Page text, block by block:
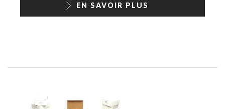
EN SAVOIR PLUS